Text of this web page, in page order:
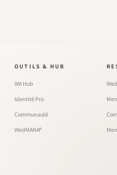
OUTILS & HUB
IWI Hub
Identité Pro
Communauté
WedMANA®